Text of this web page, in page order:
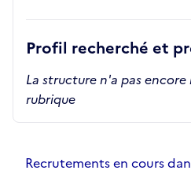
Profil recherché et
La structure n'a pas
rubrique
Recrutements en cours